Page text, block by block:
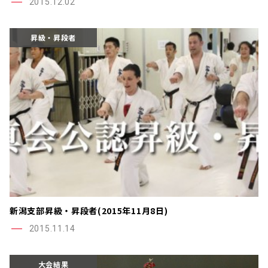
昇級・昇段者
新潟支部昇級・昇段者(2015年11月8日)
2015.11.14
大会結果